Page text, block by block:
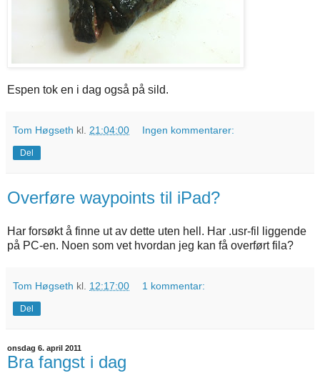
Espen tok en i dag også på sild.
Tom Høgseth kl. 21:04:00 Ingen kommentarer:
Del
Overføre waypoints til iPad?
Har forsøkt å finne ut av dette uten hell. Har .usr-fil liggende
på PC-en. Noen som vet hvordan jeg kan få overført fila?
Tom Høgseth kl. 12:17:00 1 kommentar:
Del
onsdag 6. april 2011
Bra fangst i dag